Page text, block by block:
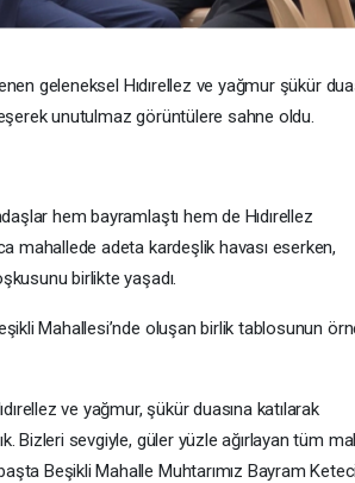
geleneksel Hıdırellez ve yağmur şükür
unutulmaz görüntülere sahne oldu.
hem bayramlaştı hem de Hıdırellez
mahallede adeta kardeşlik havası eserken,
birlikte yaşadı.
Mahallesi’nde oluşan birlik tablosunun
ve yağmur, şükür duasına katılarak
Bizleri sevgiyle, güler yüzle ağırlayan tüm
Beşikli Mahalle Muhtarımız Bayram